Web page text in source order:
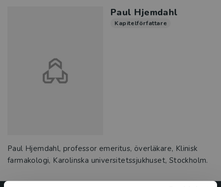
Paul Hjemdahl
Kapitelförfattare
Paul Hjemdahl, professor emeritus, överläkare, Klinisk
farmakologi, Karolinska universitetssjukhuset, Stockholm.